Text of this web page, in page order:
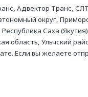
Адвектор Транс,
округ,
Саха
область, Ульчский
Если вы желаете